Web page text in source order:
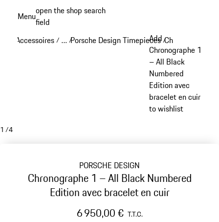
principal
Menuopen the shop search
field
Accessoires / …
Reveal collapsed breadcrumb items
/Porsche Design Timepieces /Chronographe 1
Add
Chronographe 1
– All Black
Numbered
Edition avec
bracelet en cuir
to wishlist
1 /4
PORSCHE DESIGN
Chronographe 1 – All Black Numbered
Edition avec bracelet en cuir
6 950,00 € T.T.C.